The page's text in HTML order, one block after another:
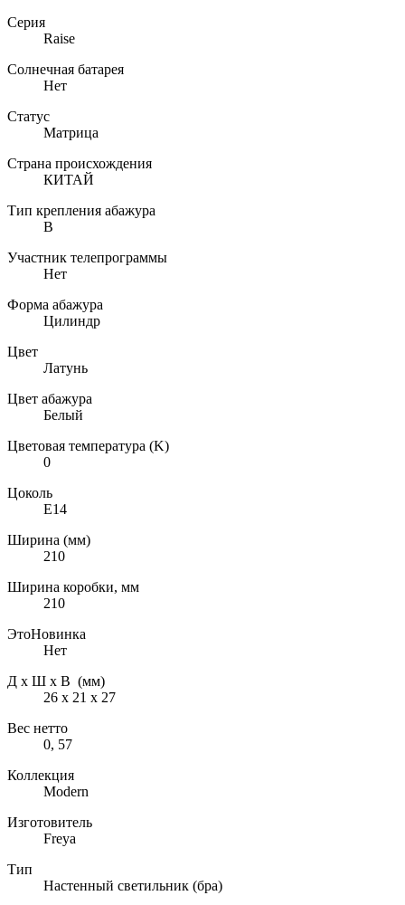
Серия
Raise
Солнечная батарея
Нет
Статус
Матрица
Страна происхождения
КИТАЙ
Тип крепления абажура
B
Участник телепрограммы
Нет
Форма абажура
Цилиндр
Цвет
Латунь
Цвет абажура
Белый
Цветовая температура (K)
0
Цоколь
E14
Ширина (мм)
210
Ширина коробки, мм
210
ЭтоНовинка
Нет
Д х Ш х В (мм)
26 х 21 х 27
Вес нетто
0, 57
Коллекция
Modern
Изготовитель
Freya
Тип
Настенный светильник (бра)